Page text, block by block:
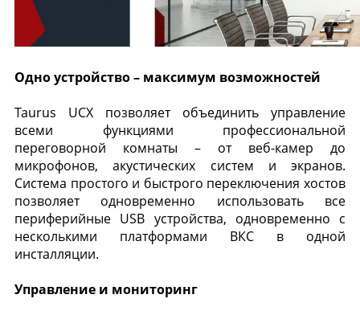
Одно устройство – максимум возможностей
Taurus UCX позволяет объединить управление
всеми функциями профессиональной
переговорной комнаты – от веб-камер до
микрофонов, акустических систем и экранов.
Система простого и быстрого переключения хостов
позволяет одновременно использовать все
периферийные USB устройства, одновременно с
несколькими платформами ВКС в одной
инсталляции.
Управление и мониторинг